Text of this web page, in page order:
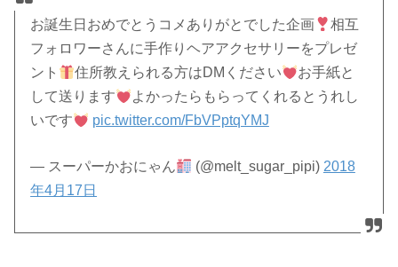
お誕生日おめでとうコメありがとでした企画
相互
フォロワーさんに手作りヘアアクセサリーをプレゼ
ント
住所教えられる方はDMください
お手紙と
して送ります
よかったらもらってくれるとうれし
いです
pic.twitter.com/FbVPptqYMJ
— スーパーかおにゃん (@melt_sugar_pipi) 2018
年4月17日